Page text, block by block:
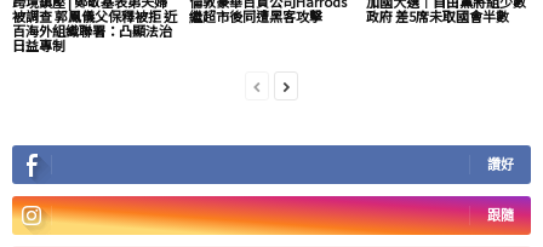
被調查 郭鳳儀父保釋被拒 近
百海外組織聯署：凸顯法治
日益專制
繼超市後同遭黑客攻擊 政府 差5席未取國會半數
讚好
跟隨